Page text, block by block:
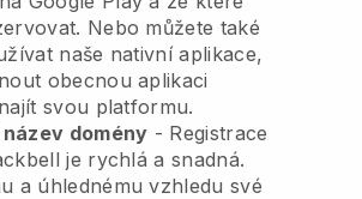
Nebo můžete také
naše nativní aplikace,
obecnou aplikaci
svou platformu.
domény - Registrace
je rychlá a snadná.
a úhlednému vzhledu své